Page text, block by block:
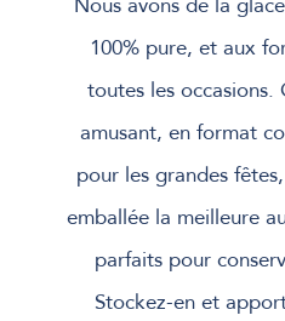
100% pure, et aux
toutes les occasions.
amusant, en format
pour les grandes
emballée la meilleure
parfaits pour
Stockez-en et